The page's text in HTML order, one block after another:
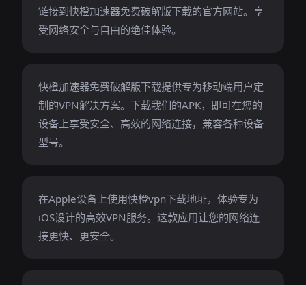
链接到快橙加速器免费破解版下载的官方网站。享
受网络安全与自由的绝佳体验。
快橙加速器免费破解版下载提供专为移动端用户定
制的VPN解决方案。下载我们的APK，即可在您的
设备上享受安全、高效的网络连接，兼容各种设备
型号。
在Apple设备上使用快橙vpn下载地址，体验专为
iOS设计的高效VPN服务。这款应用让您的网络连
接更快、更安全。